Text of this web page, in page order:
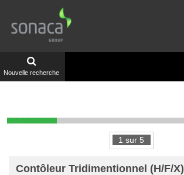
Nouvelle recherche
1 sur 5
Contôleur Tridimentionnel (H/F/X)